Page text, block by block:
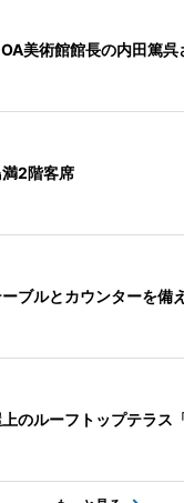
美術館館長の内田篤呉
2階客席
ーブルとカウンターを備
上のルーフトップテラス